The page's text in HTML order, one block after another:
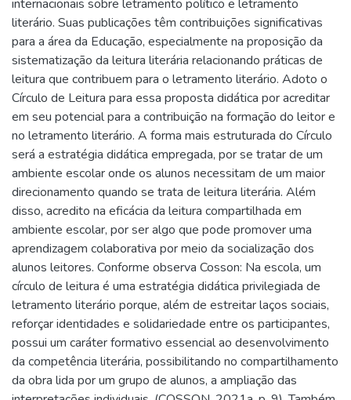
internacionais sobre letramento político e letramento
literário. Suas publicações têm contribuições significativas
para a área da Educação, especialmente na proposição da
sistematização da leitura literária relacionando práticas de
leitura que contribuem para o letramento literário. Adoto o
Círculo de Leitura para essa proposta didática por acreditar
em seu potencial para a contribuição na formação do leitor e
no letramento literário. A forma mais estruturada do Círculo
será a estratégia didática empregada, por se tratar de um
ambiente escolar onde os alunos necessitam de um maior
direcionamento quando se trata de leitura literária. Além
disso, acredito na eficácia da leitura compartilhada em
ambiente escolar, por ser algo que pode promover uma
aprendizagem colaborativa por meio da socialização dos
alunos leitores. Conforme observa Cosson: Na escola, um
círculo de leitura é uma estratégia didática privilegiada de
letramento literário porque, além de estreitar laços sociais,
reforçar identidades e solidariedade entre os participantes,
possui um caráter formativo essencial ao desenvolvimento
da competência literária, possibilitando no compartilhamento
da obra lida por um grupo de alunos, a ampliação das